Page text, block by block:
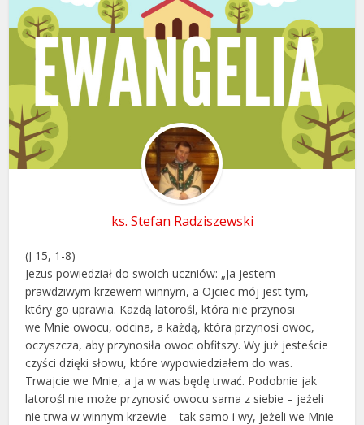
ks. Stefan Radziszewski
(J 15, 1-8)
Jezus powiedział do swoich uczniów: „Ja jestem
prawdziwym krzewem winnym, a Ojciec mój jest tym,
który go uprawia. Każdą latorośl, która nie przynosi
we Mnie owocu, odcina, a każdą, która przynosi owoc,
oczyszcza, aby przynosiła owoc obfitszy. Wy już jesteście
czyści dzięki słowu, które wypowiedziałem do was.
Trwajcie we Mnie, a Ja w was będę trwać. Podobnie jak
latorośl nie może przynosić owocu sama z siebie – jeżeli
nie trwa w winnym krzewie – tak samo i wy, jeżeli we Mnie